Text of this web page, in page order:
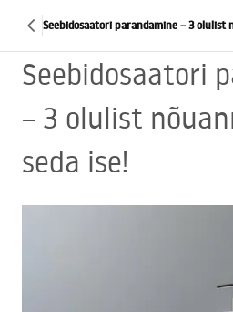
Seebidosaatori parandamine – 3 olulist
Seebidosaatori
– 3 olulist
seda ise!